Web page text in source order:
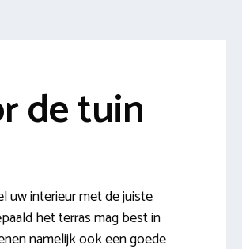
de tuin
uw interieur met de juiste
het terras mag best in
namelijk ook een goede